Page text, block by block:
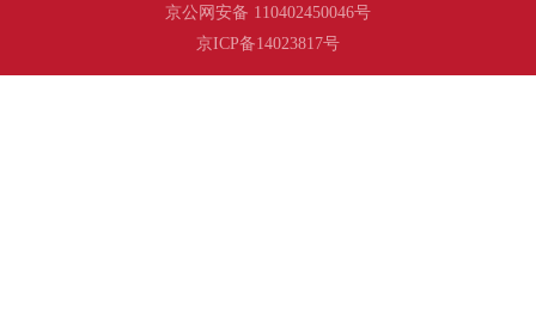
京公网安备 110402450046号
京ICP备14023817号